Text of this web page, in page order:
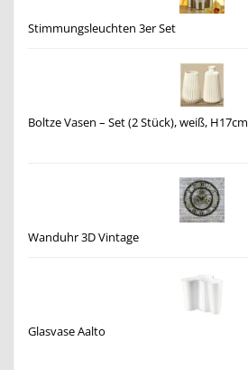
Stimmungsleuchten 3er Set
Boltze Vasen – Set (2 Stück), weiß, H17cm
Wanduhr 3D Vintage
Glasvase Aalto